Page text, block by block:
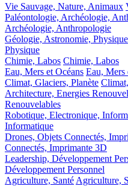
Vie Sauvage, Nature, Animaux
Paléontologie, Archéologie,
Archéologie, Anthropologie
Géologie, Astronomie, Physique
Physique
Chimie, Labos Chimie, Labos
Eau, Mers et Océans Eau, Mers
Climat, Glaciers, Planète
Architecture, Energies
Renouvelables
Robotique, Electronique,
Informatique
Drones, Objets Connectés,
Connectés, Imprimante 3D
Leadership, Développement
Développement Personnel
Agriculture, Santé Agriculture,